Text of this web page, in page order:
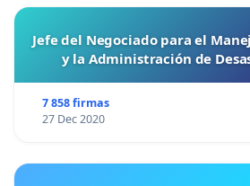
Jefe del Negociado para el
y la Administración de
7 858 firmas
27 Dec 2020